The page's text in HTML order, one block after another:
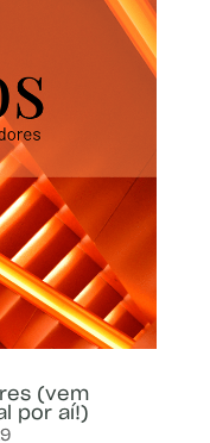
(vem
por aí!)